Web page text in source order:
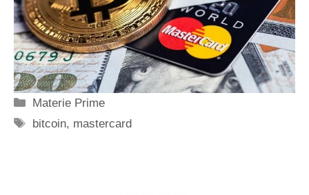
Categorie
Materie Prime
Tag
bitcoin, mastercard